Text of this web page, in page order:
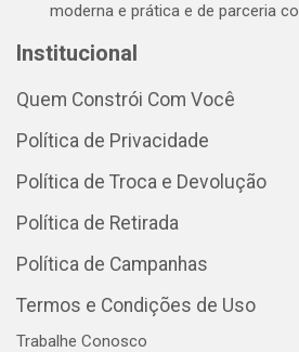
moderna e prática e de parceria
Institucional
Quem Constrói Com Você
Política de Privacidade
Política de Troca e Devolução
Política de Retirada
Política de Campanhas
Termos e Condições de Uso
Trabalhe Conosco